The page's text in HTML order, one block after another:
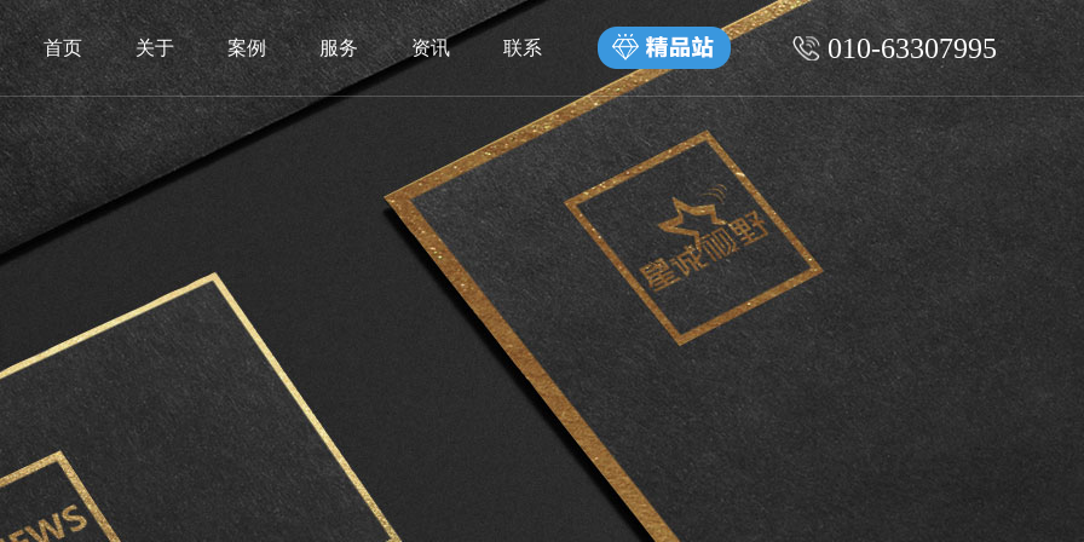
010-63307995
首页 关于 案例 服务 资讯 联系